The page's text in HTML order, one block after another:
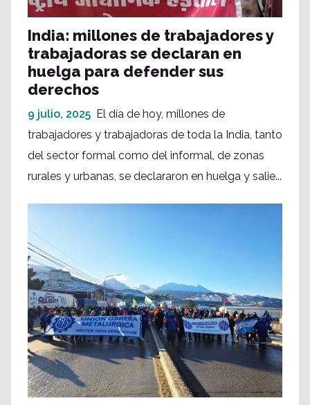
India: millones de trabajadores y
trabajadoras se declaran en
huelga para defender sus
derechos
9 julio, 2025 El día de hoy, millones de
trabajadores y trabajadoras de toda la India, tanto
del sector formal como del informal, de zonas
rurales y urbanas, se declararon en huelga y salie...